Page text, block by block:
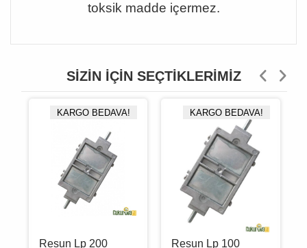
toksik madde içermez.
SIZIN İÇIN SEÇTIKLERIMIZ
KARGO BEDAVA!
Resun Lp 200
KARGO BEDAVA!
Resun Lp 100